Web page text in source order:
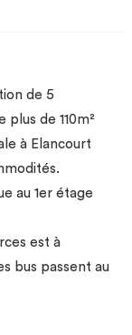
de 5
de 110m²
à Elancourt
au 1er étage
est à
bus passent au